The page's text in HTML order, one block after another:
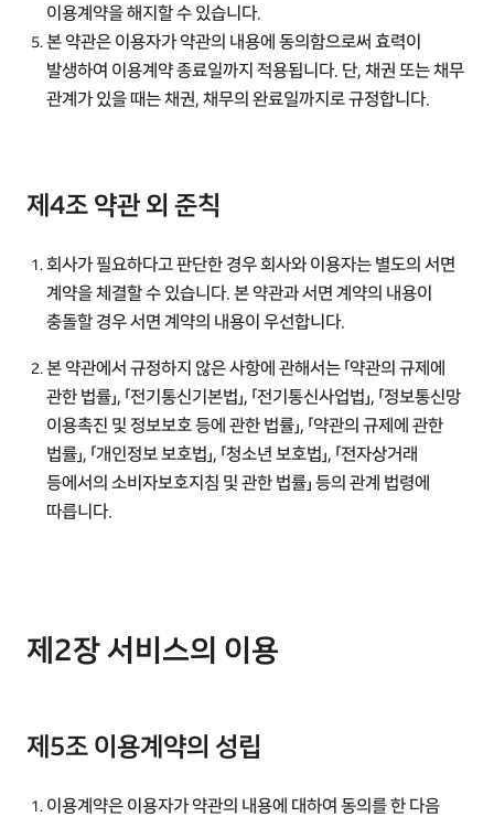
이용계약을 해지할 수 있습니다.
본 약관은 이용자가 약관의 내용에 동의함으로써 효력이
발생하여 이용계약 종료일까지 적용됩니다. 단, 채권 또는 채무
관계가 있을 때는 채권, 채무의 완료일까지로 규정합니다.
제4조 약관 외 준칙
회사가 필요하다고 판단한 경우 회사와 이용자는 별도의 서면
계약을 체결할 수 있습니다. 본 약관과 서면 계약의 내용이
충돌할 경우 서면 계약의 내용이 우선합니다.
본 약관에서 규정하지 않은 사항에 관해서는 「약관의 규제에
관한 법률」, 「전기통신기본법」, 「전기통신사업법」, 「정보통신망
이용촉진 및 정보보호 등에 관한 법률」, 「약관의 규제에 관한
법률」, 「개인정보 보호법」, 「청소년 보호법」, 「전자상거래
등에서의 소비자보호지침 및 관한 법률」 등의 관계 법령에
따릅니다.
제2장 서비스의 이용
제5조 이용계약의 성립
이용계약은 이용자가 약관의 내용에 대하여 동의를 한 다음